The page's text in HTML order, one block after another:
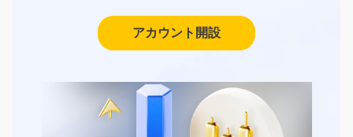
アカウント開設